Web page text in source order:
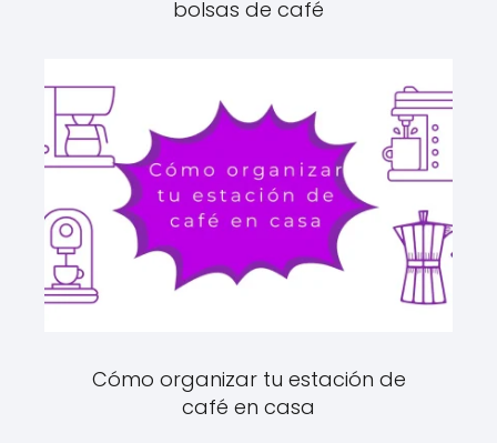
bolsas de café
Cómo organizar tu estación de
café en casa